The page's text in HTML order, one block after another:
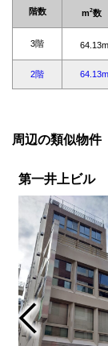
周辺の類似物件